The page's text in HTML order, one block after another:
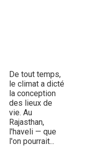
De tout temps,
le climat a dicté
la conception
des lieux de
vie. Au
Rajasthan,
l'haveli — que
l'on pourrait...